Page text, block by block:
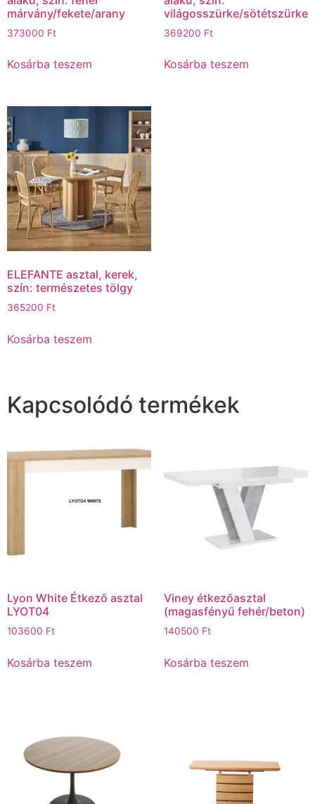
márvány/fekete/arany
373000 Ft
Kosárba teszem
világosszürke/sötétszürke
369200 Ft
Kosárba teszem
ELEFANTE asztal, kerek,
szín: természetes tölgy
365200 Ft
Kosárba teszem
Kapcsolódó termékek
Lyon White Étkező asztal
LYOT04
103600 Ft
Kosárba teszem
Viney étkezőasztal
(magasfényű fehér/beton)
140500 Ft
Kosárba teszem